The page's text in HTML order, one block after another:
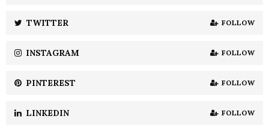
H
TWITTER FOLLOW
INSTAGRAM FOLLOW
PINTEREST FOLLOW
LINKEDIN FOLLOW